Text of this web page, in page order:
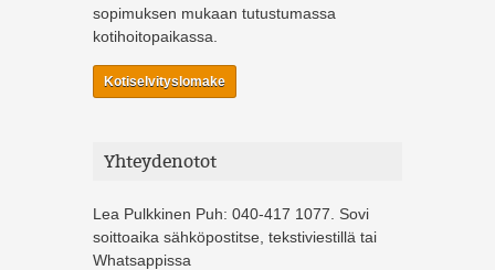
sopimuksen mukaan tutustumassa
kotihoitopaikassa.
Kotiselvityslomake
Yhteydenotot
Lea Pulkkinen Puh: 040-417 1077. Sovi
soittoaika sähköpostitse, tekstiviestillä tai
Whatsappissa